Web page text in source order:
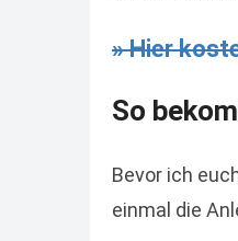
» Hier
So
Bevor ich
einmal die